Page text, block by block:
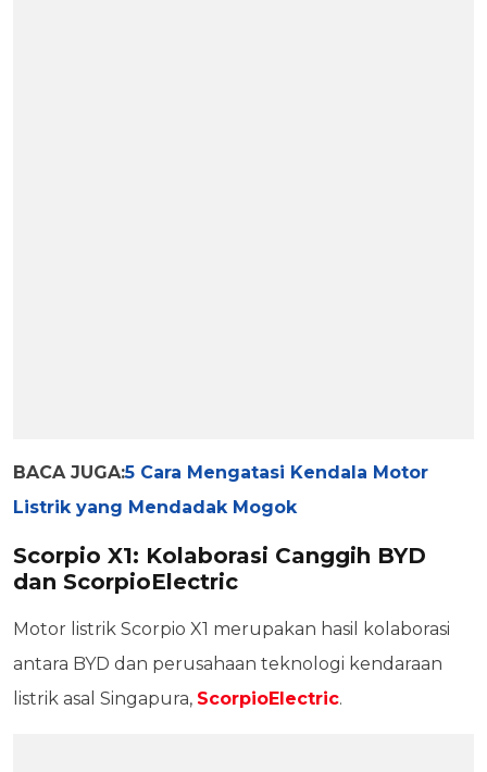
BACA JUGA:5 Cara Mengatasi Kendala Motor
Listrik yang Mendadak Mogok
Scorpio X1: Kolaborasi Canggih BYD
dan ScorpioElectric
Motor listrik Scorpio X1 merupakan hasil kolaborasi
antara BYD dan perusahaan teknologi kendaraan
listrik asal Singapura, ScorpioElectric.